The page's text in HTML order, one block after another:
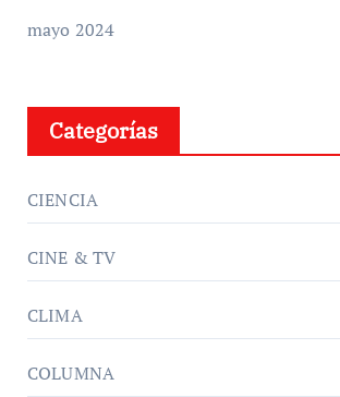
mayo 2024
Categorías
CIENCIA
CINE & TV
CLIMA
COLUMNA